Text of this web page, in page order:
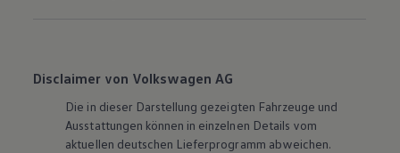
Disclaimer von Volkswagen AG
Die in dieser Darstellung gezeigten Fahrzeuge und
Ausstattungen können in einzelnen Details vom
aktuellen deutschen Lieferprogramm abweichen.